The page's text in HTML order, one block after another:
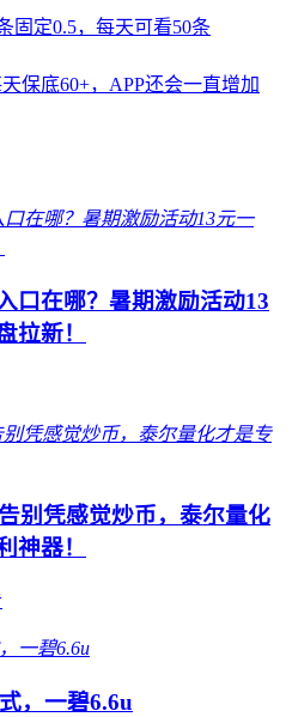
固定0.5，每天可看50条
保底60+，APP还会一直增加
口在哪？暑期激励活动13
拉新！
别凭感觉炒币，泰尔量化
神器！
，一碧6.6u